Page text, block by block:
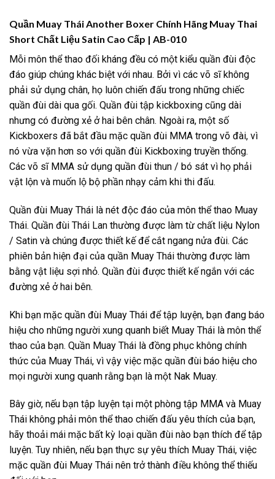
Quần Muay Thái Another Boxer Chính Hãng Muay Thai
Short Chất Liệu Satin Cao Cấp | AB-010
Mỗi môn thể thao đối kháng đều có một kiểu quần đùi độc
đáo giúp chúng khác biệt với nhau. Bởi vì các võ sĩ không
phải sử dụng chân, họ luôn chiến đấu trong những chiếc
quần đùi dài qua gối. Quần đùi tập kickboxing cũng dài
nhưng có đường xẻ ở hai bên chân. Ngoài ra, một số
Kickboxers đã bắt đầu mặc quần đùi MMA trong võ đài, vì
nó vừa vặn hơn so với quần đùi Kickboxing truyền thống.
Các võ sĩ MMA sử dụng quần đùi thun / bó sát vì họ phải
vật lộn và muốn lộ bộ phần nhạy cảm khi thi đấu.
Quần đùi Muay Thái là nét độc đáo của môn thể thao Muay
Thái. Quần đùi Thái Lan thường được làm từ chất liệu Nylon
/ Satin và chúng được thiết kế để cắt ngang nửa đùi. Các
phiên bản hiện đại của quần Muay Thái thường được làm
bằng vật liệu sợi nhỏ. Quần đùi được thiết kế ngắn với các
đường xẻ ở hai bên.
Khi bạn mặc quần đùi Muay Thái để tập luyện, bạn đang báo
hiệu cho những người xung quanh biết Muay Thái là môn thể
thao của bạn. Quần Muay Thái là đồng phục không chính
thức của Muay Thái, vì vậy việc mặc quần đùi báo hiệu cho
mọi người xung quanh rằng bạn là một Nak Muay.
Bây giờ, nếu bạn tập luyện tại một phòng tập MMA và Muay
Thái không phải môn thể thao chiến đấu yêu thích của bạn,
hãy thoải mái mặc bất kỳ loại quần đùi nào bạn thích để tập
luyện. Tuy nhiên, nếu bạn thực sự yêu thích Muay Thái, việc
mặc quần đùi Muay Thái nên trở thành điều không thể thiếu